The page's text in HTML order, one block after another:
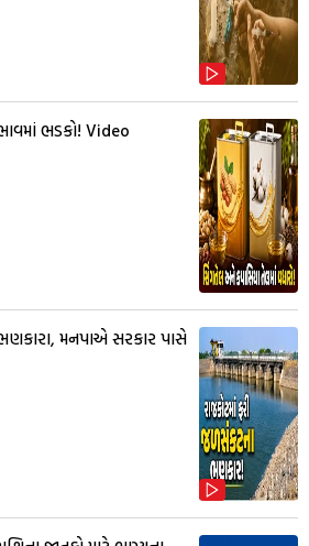
ભડકો! Video
મનપાએ સરકાર પાસે